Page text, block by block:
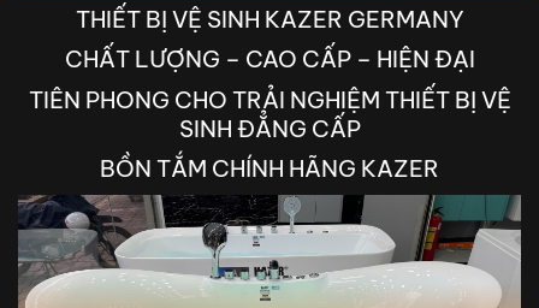
THIẾT BỊ VỆ SINH KAZER GERMANY
CHẤT LƯỢNG – CAO CẤP – HIỆN ĐẠI
TIÊN PHONG CHO TRẢI NGHIỆM THIẾT BỊ VỆ
SINH ĐẲNG CẤP
BỒN TẮM CHÍNH HÃNG KAZER